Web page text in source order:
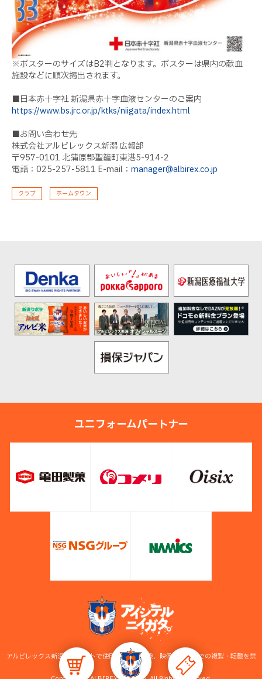
※ポスターのサイズはB2判となります。ポスターは県内の献血
施設などに順次掲出されます。
■日本赤十字社 新潟県赤十字血液センターのご案内
https://www.bs.jrc.or.jp/ktks/niigata/index.html
■お問い合わせ先
株式会社アルビレックス新潟 広報部
〒957-0101 北蒲原郡聖籠町東港5-914-2
電話：025-257-5811 E-mail： manager@albirex.co.jp
クラブ ホームタウン
ユニフォームパートナー
アルビレックス新潟公式サイトで使用している画像、映像等の無断での複製・転載を禁
止します。